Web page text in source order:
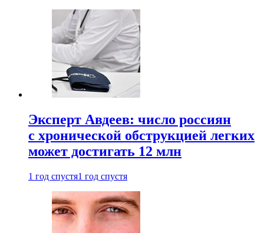
Эксперт Авдеев: число россиян
с хронической обструкцией легких
может достигать 12 млн
1 год спустя1 год спустя